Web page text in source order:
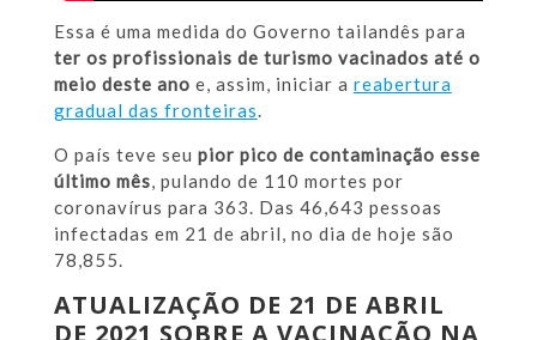
Essa é uma medida do Governo tailandês para
ter os profissionais de turismo vacinados até o
meio deste ano e, assim, iniciar a reabertura
gradual das fronteiras.
O país teve seu pior pico de contaminação esse
último mês, pulando de 110 mortes por
coronavírus para 363. Das 46,643 pessoas
infectadas em 21 de abril, no dia de hoje são
78,855.
ATUALIZAÇÃO DE 21 DE ABRIL